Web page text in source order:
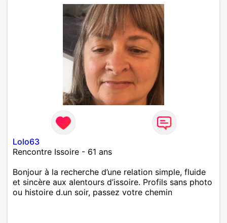
Lolo63
Rencontre Issoire - 61 ans
Bonjour à la recherche d’une relation simple, fluide
et sincère aux alentours d’issoire. Profils sans photo
ou histoire d.un soir, passez votre chemin